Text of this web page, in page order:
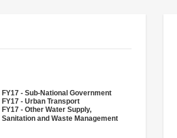
FY17 - Sub-National Government
FY17 - Urban Transport
FY17 - Other Water Supply,
Sanitation and Waste Management